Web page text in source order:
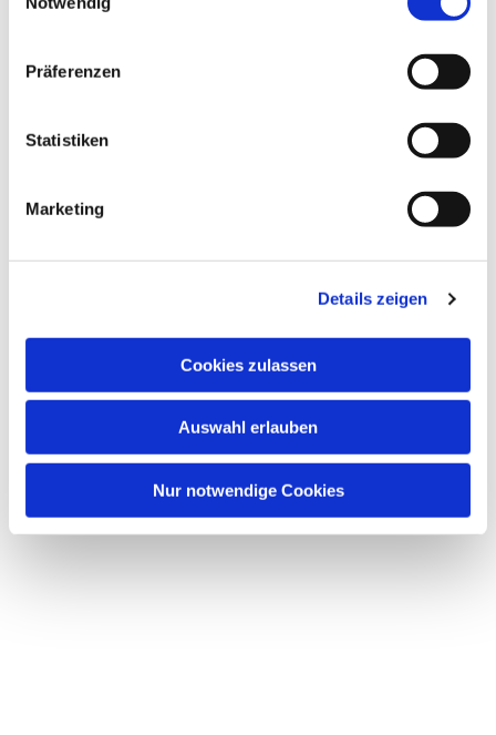
Präferenzen
Statistiken
Marketing
Details zeigen
Cookies zulassen
Auswahl erlauben
Nur notwendige Cookies